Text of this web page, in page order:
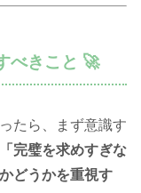
べきこと 🚀
たら、まず意識す
「完璧を求めすぎな
どうかを重視す